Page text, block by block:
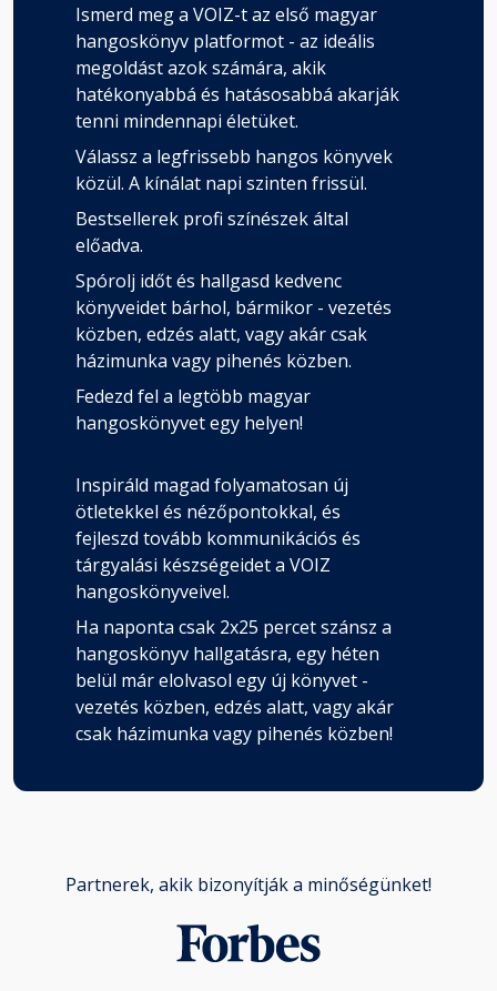
Ismerd meg a VOIZ-t az első magyar
hangoskönyv platformot - az ideális
megoldást azok számára, akik
hatékonyabbá és hatásosabbá akarják
tenni mindennapi életüket.
Válassz a legfrissebb hangos könyvek
közül. A kínálat napi szinten frissül.
Bestsellerek profi színészek által
előadva.
Spórolj időt és hallgasd kedvenc
könyveidet bárhol, bármikor - vezetés
közben, edzés alatt, vagy akár csak
házimunka vagy pihenés közben.
Fedezd fel a legtöbb magyar
hangoskönyvet egy helyen!
Inspiráld magad folyamatosan új
ötletekkel és nézőpontokkal, és
fejleszd tovább kommunikációs és
tárgyalási készségeidet a VOIZ
hangoskönyveivel.
Ha naponta csak 2x25 percet szánsz a
hangoskönyv hallgatásra, egy héten
belül már elolvasol egy új könyvet -
vezetés közben, edzés alatt, vagy akár
csak házimunka vagy pihenés közben!
Partnerek, akik bizonyítják a minőségünket!